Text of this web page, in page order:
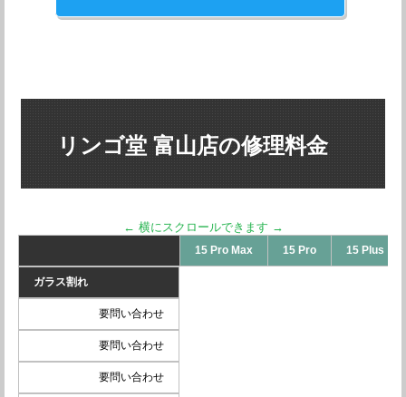
リンゴ堂 富山店の修理料金
15 Pro Max 15 Pro 15 Plus
ガラス割れ
要問い合わせ
要問い合わせ
要問い合わせ